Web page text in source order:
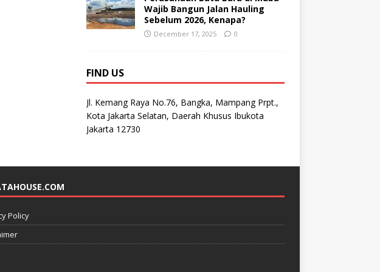
Wajib Bangun Jalan Hauling
Sebelum 2026, Kenapa?
December 17, 2025 0
FIND US
Jl. Kemang Raya No.76, Bangka, Mampang Prpt.,
Kota Jakarta Selatan, Daerah Khusus Ibukota
Jakarta 12730
Policy